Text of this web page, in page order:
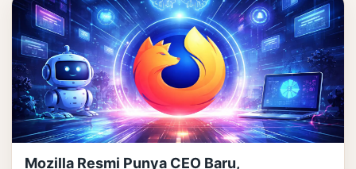
Mozilla Resmi Punya CEO Baru,